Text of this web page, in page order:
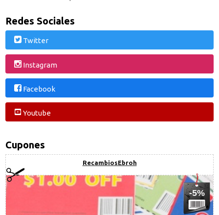
Redes Sociales
Twitter
Instagram
Facebook
Youtube
Cupones
RecambiosEbroh
-5%